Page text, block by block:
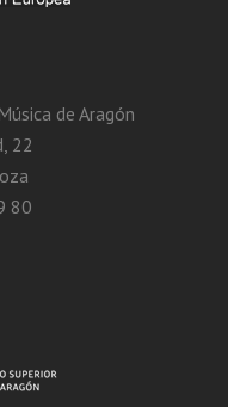
de Aragón
22
80